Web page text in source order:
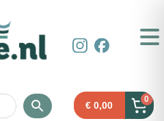
€ 0,00
0